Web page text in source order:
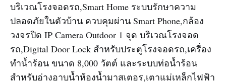
บริเวณโรงจอดรถ,Smart Home ระบบรักษาความ
ปลอดภัยในตัวบ้าน ควบคุมผ่าน Smart Phone,กล้อง
วงจรปิด IP Camera Outdoor 1 จุด บริเวณโรงจอด
รถ,Digital Door Lock สำหรับประตูโรงจอดรถ,เครื่อง
ทำน้ำร้อน ขนาด 8,000 วัตต์ และระบบท่อน้ำร้อน
สำหรับอ่างอาบน้ำห้องน้ำมาสเตอร,เตาแม่เหล็กไฟฟ้า